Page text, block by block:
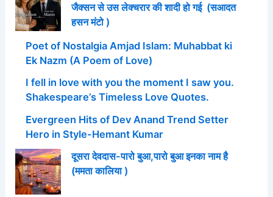
जैक्सन से उस लेक्चरार की शादी हो गई (सआदत
हसन मंटो )
Poet of Nostalgia Amjad Islam: Muhabbat ki
Ek Nazm (A Poem of Love)
I fell in love with you the moment I saw you.
Shakespeare’s Timeless Love Quotes.
Evergreen Hits of Dev Anand Trend Setter
Hero in Style-Hemant Kumar
दूसरा देवदास-पारो बुआ,पारो बुआ इनका नाम है
(ममता कालिया )